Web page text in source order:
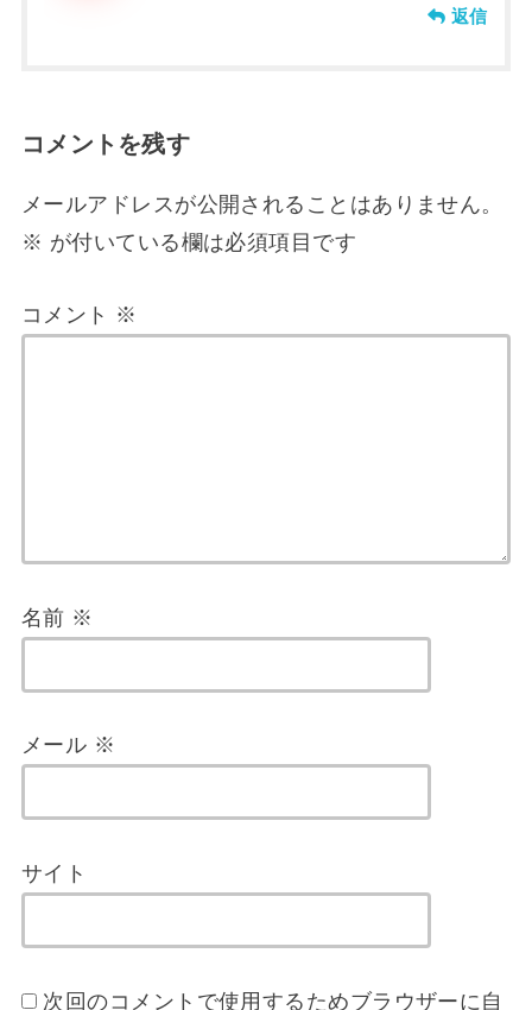
返信
コメントを残す
メールアドレスが公開されることはありません。
※ が付いている欄は必須項目です
コメント ※
名前 ※
メール ※
サイト
次回のコメントで使用するためブラウザーに自